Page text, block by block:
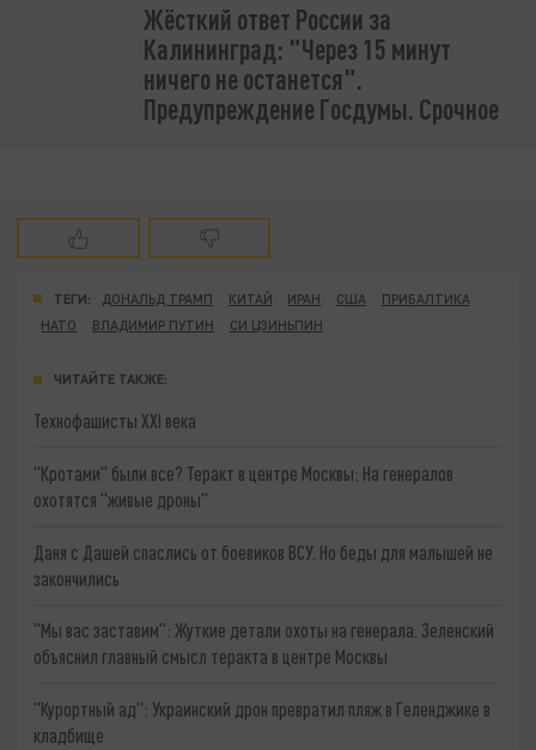
Жёсткий ответ России за
Калининград: "Через 15 минут
ничего не останется".
Предупреждение Госдумы. Срочное
ТЕГИ: ДОНАЛЬД ТРАМП КИТАЙ ИРАН США
ПРИБАЛТИКА
НАТО
ВЛАДИМИР ПУТИН СИ ЦЗИНЬПИН
ЧИТАЙТЕ ТАКЖЕ:
Технофашисты XXI века
"Кротами" были все? Теракт в центре Москвы: На генералов
охотятся "живые дроны"
Даня с Дашей спаслись от боевиков ВСУ. Но беды для малышей не
закончились
"Мы вас заставим": Жуткие детали охоты на генерала. Зеленский
объяснил главный смысл теракта в центре Москвы
"Курортный ад": Украинский дрон превратил пляж в Геленджике в
кладбище